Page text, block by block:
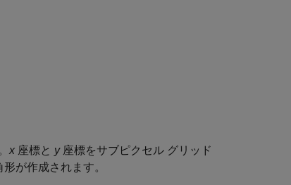
x 座標と y座標をサブピクセル グリッド
が作成されます。